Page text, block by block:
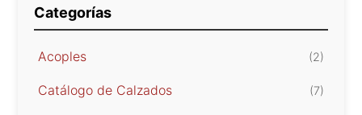
Categorías
Acoples (2)
Catálogo de Calzados (7)